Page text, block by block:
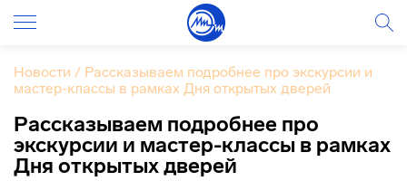
Новости / Рассказываем подробнее про экскурсии и
мастер-классы в рамках Дня открытых дверей
Рассказываем подробнее про
экскурсии и мастер-классы в рамках
Дня открытых дверей